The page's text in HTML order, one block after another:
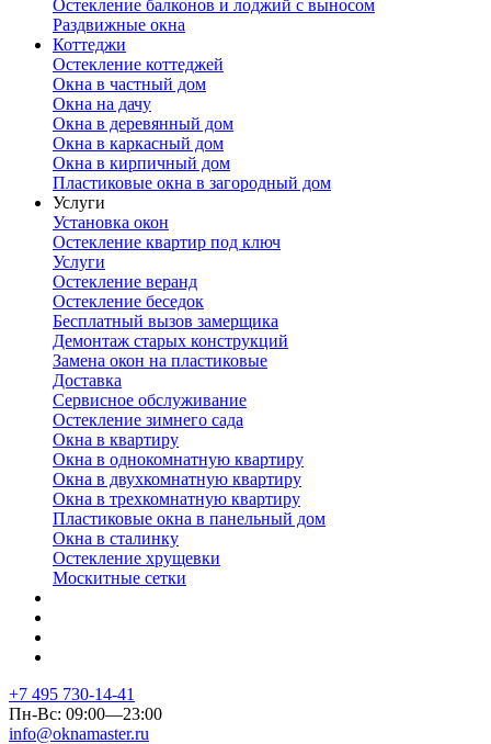
Остекление балконов и лоджий с выносом
Раздвижные окна
Коттеджи
Остекление коттеджей
Окна в частный дом
Окна на дачу
Окна в деревянный дом
Окна в каркасный дом
Окна в кирпичный дом
Пластиковые окна в загородный дом
Услуги
Установка окон
Остекление квартир под ключ
Услуги
Остекление веранд
Остекление беседок
Бесплатный вызов замерщика
Демонтаж старых конструкций
Замена окон на пластиковые
Доставка
Сервисное обслуживание
Остекление зимнего сада
Окна в квартиру
Окна в однокомнатную квартиру
Окна в двухкомнатную квартиру
Окна в трехкомнатную квартиру
Пластиковые окна в панельный дом
Окна в сталинку
Остекление хрущевки
Москитные сетки
+7 495 730-14-41
Пн-Вс: 09:00—23:00
info@oknamaster.ru